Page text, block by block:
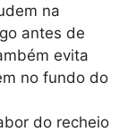
na
antes de
evita
no fundo do
do recheio